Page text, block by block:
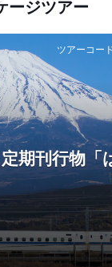
ージツアー
ツアーコー
期刊行物「